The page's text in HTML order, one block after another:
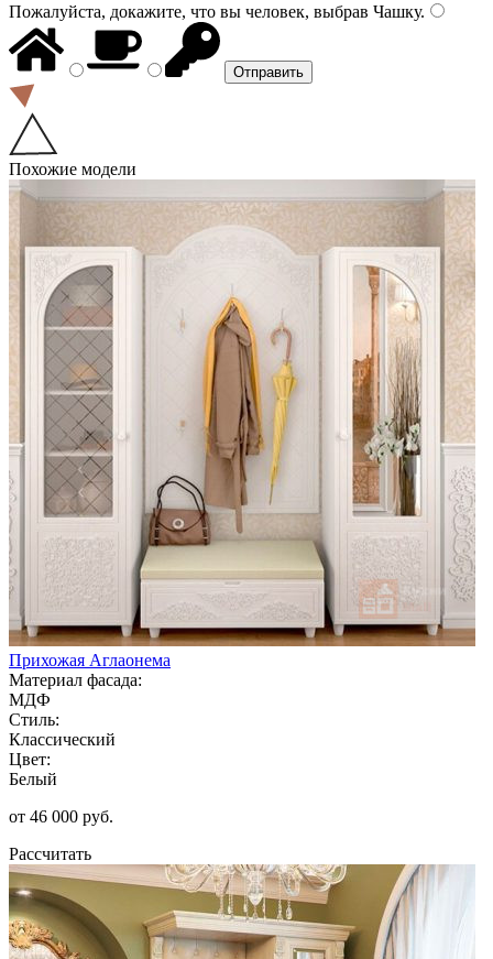
Пожалуйста, докажите, что вы человек, выбрав Чашку.
Похожие модели
Прихожая Аглаонема
Материал фасада:
МДФ
Стиль:
Классический
Цвет:
Белый
от 46 000 руб.
Рассчитать